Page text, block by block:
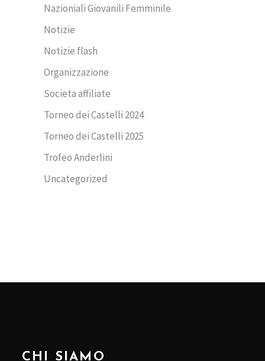
Nazioniali Giovanili Femminile
Notizie
Notizie flash
Organizzazione
Societa affiliate
Torneo dei Castelli 2024
Torneo dei Castelli 2025
Trofeo Anderlini
Uncategorized
CHI SIAMO